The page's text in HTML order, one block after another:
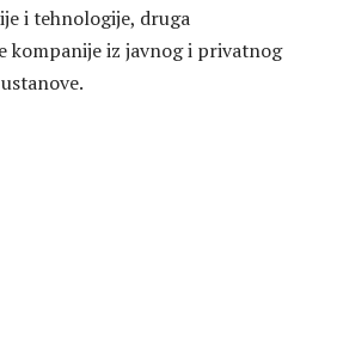
i tehnologije, druga
kompanije iz javnog i privatnog